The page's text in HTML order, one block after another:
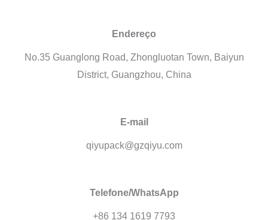
Endereço
No.35 Guanglong Road, Zhongluotan Town, Baiyun
District, Guangzhou, China
E-mail
qiyupack@gzqiyu.com
Telefone/WhatsApp
+86 134 1619 7793